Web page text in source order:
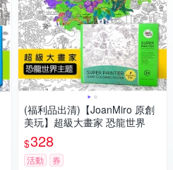
(福利品出清)【JoanMiro 原創
美玩】超級大畫家 恐龍世界
$328
活動 券